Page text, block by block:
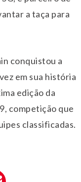
a taça para
conquistou a
em sua história
edição da
competição que
classificadas.